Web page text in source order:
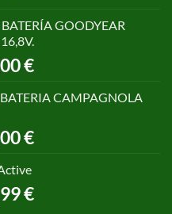
€.
es:GOODYEAR
€.
€El
precio
actual
250,00 €.
CAMPAGNOLA
€.
€El
precio
499,00 €.
€El
precio